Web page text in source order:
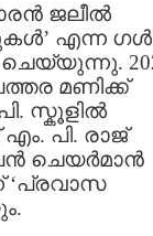
ജലീൽ
എന്ന
മണിക്ക്
സ്കൂളിൽ
പി. രാജ്
ചെയർമാൻ
‘പ്രവാസ